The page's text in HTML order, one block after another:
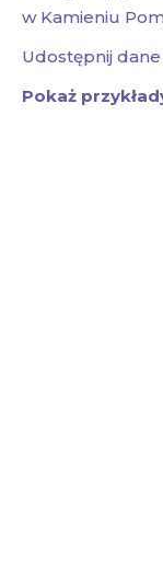
w Kamieniu
Udostępnij
Pokaż